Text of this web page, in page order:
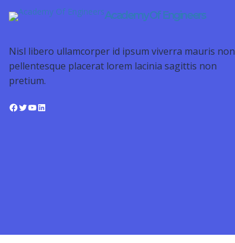
Academy Of Engineers
Nisl libero ullamcorper id ipsum viverra mauris non
pellentesque placerat lorem lacinia sagittis non
pretium.